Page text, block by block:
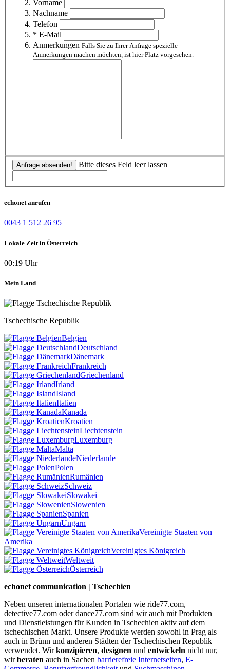
Vorname
Nachname
Telefon
* E-Mail
Anmerkungen Falls Sie zu Ihrer Anfrage spezielle
Anmerkungen machen möchten, ist hier Platz vorgesehen.
Anfrage absenden! Bitte dieses Feld leer lassen
echonet anrufen
0043 1 512 26 95
Lokale Zeit in Österreich
00:19 Uhr
Mein Land
Tschechische Republik
Belgien
Deutschland
Dänemark
Frankreich
Griechenland
Irland
Island
Italien
Kanada
Kroatien
Liechtenstein
Luxemburg
Malta
Niederlande
Polen
Rumänien
Schweiz
Slowakei
Slowenien
Spanien
Ungarn
Vereinigte Staaten von
Amerika
Vereinigtes Königreich
Weltweit
Österreich
echonet communication | Tschechien
Neben unseren internationalen Portalen wie ride77.com,
detective77.com oder dance77.com sind wir auch mit Produkten
und Dienstleistungen für Kunden in Tschechien aktiv auf dem
tschechischen Markt. Unsere Produkte werden sowohl in Prag als
auch in Brünn und anderen Städten der Tschechischen Republik
verwendet. Wirkonzipieren, designen und entwickeln nicht nur,
wirberaten auch in Sachen barrierefreie Internetseiten, E-